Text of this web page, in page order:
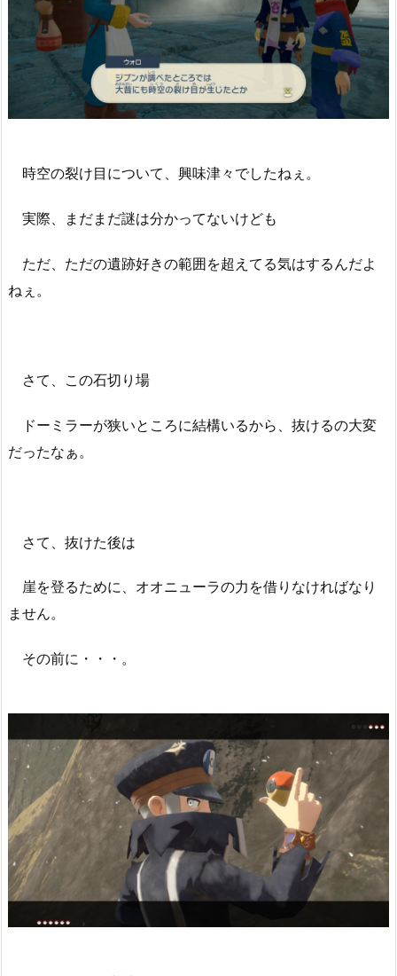
時空の裂け目について、興味津々でしたねぇ。
実際、まだまだ謎は分かってないけども
ただ、ただの遺跡好きの範囲を超えてる気はするんだよ
ねぇ。
さて、この石切り場
ドーミラーが狭いところに結構いるから、抜けるの大変
だったなぁ。
さて、抜けた後は
崖を登るために、オオニューラの力を借りなければなり
ません。
その前に・・・。